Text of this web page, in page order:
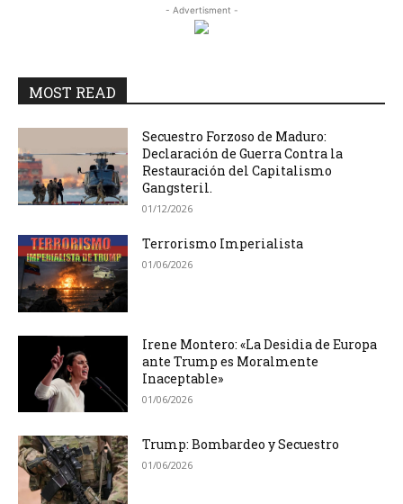
- Advertisment -
MOST READ
Secuestro Forzoso de Maduro:
Declaración de Guerra Contra la
Restauración del Capitalismo
Gangsteril.
01/12/2026
Terrorismo Imperialista
01/06/2026
Irene Montero: «La Desidia de Europa
ante Trump es Moralmente
Inaceptable»
01/06/2026
Trump: Bombardeo y Secuestro
01/06/2026